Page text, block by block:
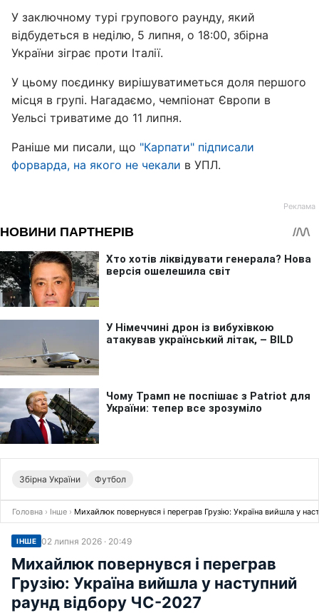
У заключному турі групового раунду, який
відбудеться в неділю, 5 липня, о 18:00, збірна
України зіграє проти Італії.
У цьому поєдинку вирішуватиметься доля першого
місця в групі. Нагадаємо, чемпіонат Європи в
Уельсі триватиме до 11 липня.
Раніше ми писали, що "Карпати" підписали
форварда, на якого не чекали в УПЛ.
Збірна України Футбол
Головна › Інше › Михайлюк повернувся і переграв Грузію: Україна вийшла у
ІНШЕ 02 липня 2026 · 20:49
Михайлюк повернувся і переграв
Грузію: Україна вийшла у наступний
раунд відбору ЧС-2027